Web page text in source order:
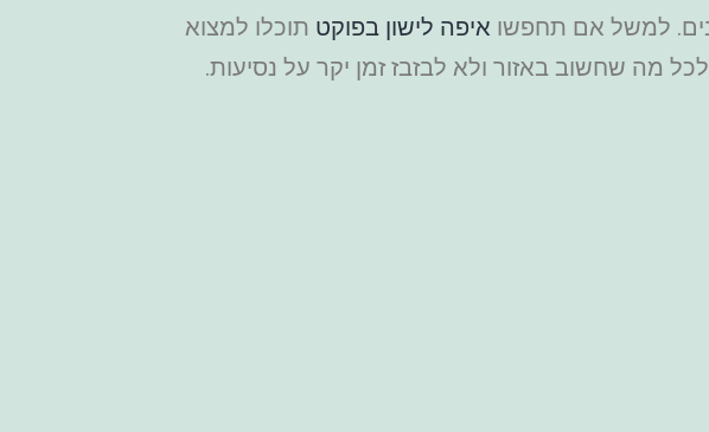
למשל אם תחפשו איפה לישון בפוקט תוכלו למצוא
מה שחשוב באזור ולא לבזבז זמן יקר על נסיעות.